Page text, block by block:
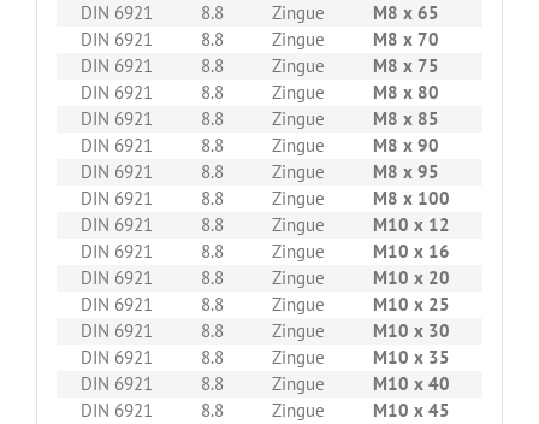
DIN 6921
8.8 Zingue M8 x 65
DIN 6921
8.8 Zingue M8 x 70
DIN 6921
8.8 Zingue M8 x 75
DIN 6921
8.8 Zingue M8 x 80
DIN 6921
8.8 Zingue M8 x 85
DIN 6921
8.8 Zingue M8 x 90
DIN 6921
8.8 Zingue M8 x 95
DIN 6921
8.8 Zingue M8 x 100
DIN 6921
8.8 Zingue M10 x 12
DIN 6921
8.8 Zingue M10 x 16
DIN 6921
8.8 Zingue M10 x 20
DIN 6921
8.8 Zingue M10 x 25
DIN 6921
8.8 Zingue M10 x 30
DIN 6921
8.8 Zingue M10 x 35
DIN 6921
8.8 Zingue M10 x 40
DIN 6921
8.8 Zingue M10 x 45